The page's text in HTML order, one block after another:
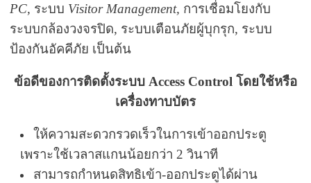
PC, ระบบ Visitor Management, การเชื่อมโยงกับ
ระบบกล้องวงจรปิด, ระบบเตือนภัยผู้บุกรุก, ระบบ
ป้องกันอัคคีภัย เป็นต้น
ข้อดีของการติดตั้งระบบ Access Control โดยใช้หรือ
เครื่องทาบบัตร
ให้ความสะดวกรวดเร็วในการเข้าออกประตู
เพราะใช้เวลาสแกนน้อยกว่า 2 วินาที
สามารถกำหนดสิทธิเข้า-ออกประตูได้ผ่าน